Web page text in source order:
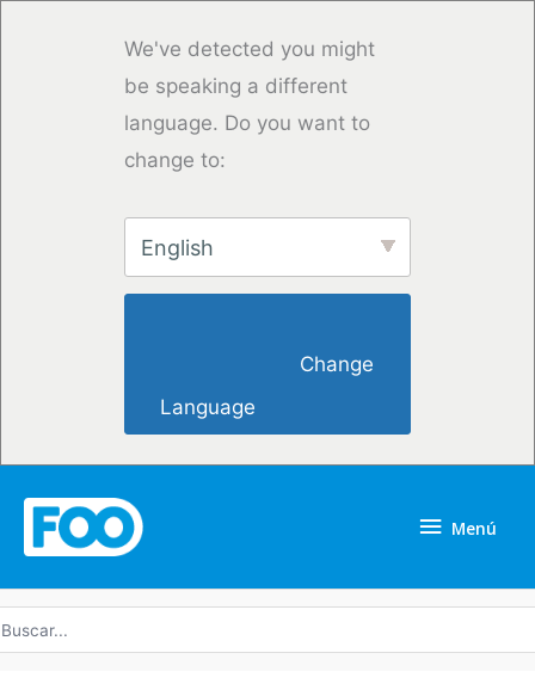
We've detected you might
be speaking a different
language. Do you want to
change to:
English
Language
Menú